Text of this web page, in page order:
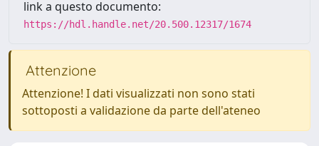
link a questo documento:
https://hdl.handle.net/20.500.12317/1674
Attenzione
Attenzione! I dati visualizzati non sono stati
sottoposti a validazione da parte dell'ateneo